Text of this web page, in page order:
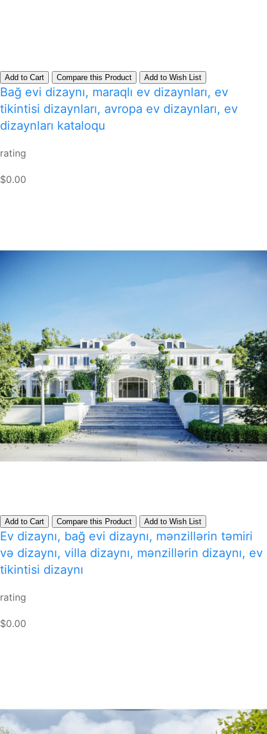
Add to Cart Compare this Product Add to Wish List
Bağ evi dizaynı, maraqlı ev dizaynları, ev
tikintisi dizaynları, avropa ev dizaynları, ev
dizaynları kataloqu
rating
$0.00
Add to Cart Compare this Product Add to Wish List
Ev dizaynı, bağ evi dizaynı, mənzillərin təmiri
və dizaynı, villa dizaynı, mənzillərin dizaynı, ev
tikintisi dizaynı
rating
$0.00